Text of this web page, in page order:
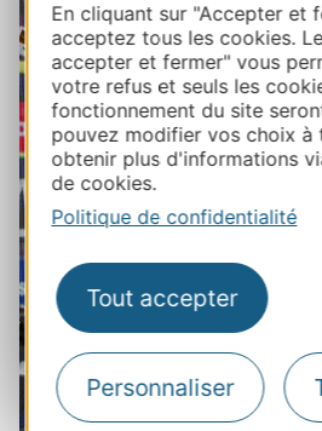
En cliquant sur "Accepter et
acceptez tous les cookies.
accepter et fermer" vous
votre refus et seuls les
fonctionnement du site
pouvez modifier vos choix à
obtenir plus d'informations
de cookies.
Politique de confidentialité
Tout accepter
Personnaliser